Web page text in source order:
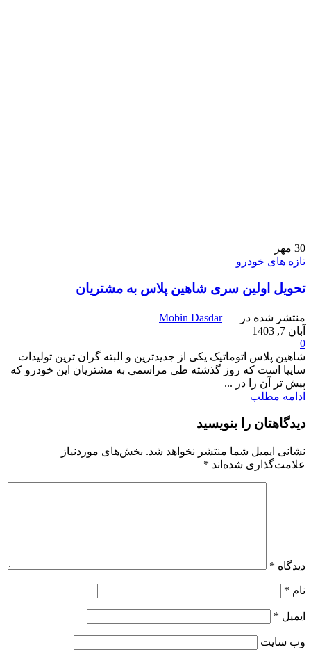
30 مهر
تازه های خودرو
تحویل اولین سری شاهین پلاس به مشتریان
منتشر شده در
Mobin Dasdar
آبان 7, 1403
0
شاهین پلاس اتوماتیک یکی از جدیدترین و البته گران ترین تولیدات
سایپا است که روز گذشته طی مراسمی به مشتریان این خودرو که
پیش تر آن را در ...
ادامه مطلب
دیدگاهتان را بنویسید
نشانی ایمیل شما منتشر نخواهد شد. بخش‌های موردنیاز
علامت‌گذاری شده‌اند *
دیدگاه *
نام *
ایمیل *
وب‌ سایت